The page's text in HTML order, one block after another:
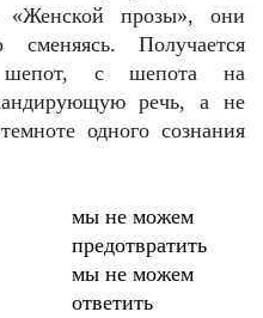
«Женской прозы», они
сменяясь. Получается
с шепота на
речь, а не
одного сознания
мы не можем
предотвратить
мы не можем
ответить